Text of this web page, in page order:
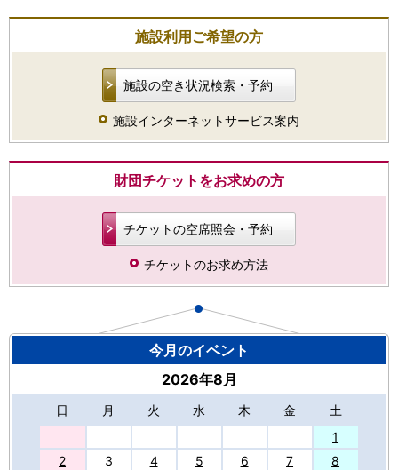
施設利用ご希望の方
施設の空き状況検索・予約
施設インターネットサービス案内
財団チケットをお求めの方
チケットの空席照会・予約
チケットのお求め方法
今月のイベント
2026年8月
日 月 火 水 木 金
土
1
2
3 4 5 6 7
8